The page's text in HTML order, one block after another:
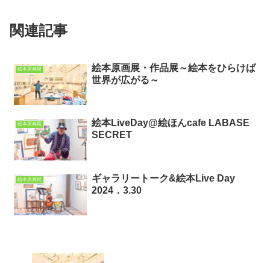
関連記事
絵本原画展
絵本原画展・作品展～絵本をひらけば
世界が広がる～
絵本原画展
絵本LiveDay@絵ほんcafe LABASE
SECRET
絵本原画展
ギャラリートーク&絵本Live Day
2024．3.30